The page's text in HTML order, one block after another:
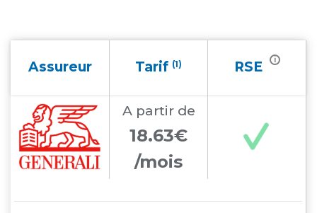
Assureur Tarif (1) RSE i
A partir de
18.63€
/mois